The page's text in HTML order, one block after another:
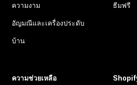
ความงาม
อัญมณีและเครื่องประดับ
บ้าน
ธีมฟรี
ความช่วยเหลือ